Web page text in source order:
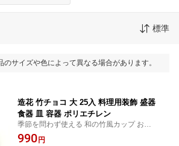
標準
のサイズや色によって異なる場合があります。
造花 竹チョコ 大 25入 料理用装飾 盛器
食器 皿 容器 ポリエチレン
季節を問わず使える 和の竹風カップ おせち
正月 スイーツ 小鉢
990 円